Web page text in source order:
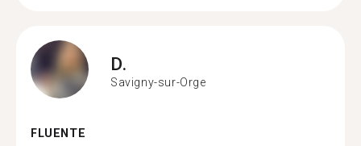
D.
Savigny-sur-Orge
FLUENTE